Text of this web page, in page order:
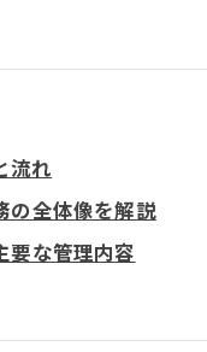
流れ
の全体像を解説
要な管理内容
の役割とは
の仕事内容